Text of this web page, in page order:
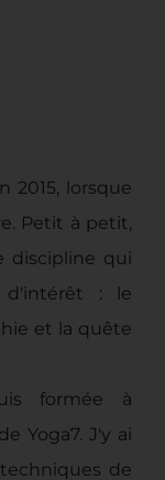
2015, lorsque
Petit à petit,
discipline qui
d'intérêt : le
et la quête
formée à
Yoga7. J'y ai
de